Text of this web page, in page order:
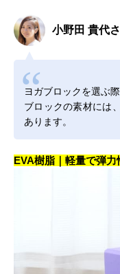
小野田 貴代
ヨガブロックを選ぶ
ブロックの素材には
あります。
EVA樹脂｜軽量で弾力